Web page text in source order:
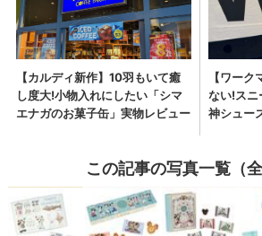
この記事の写真一覧（全